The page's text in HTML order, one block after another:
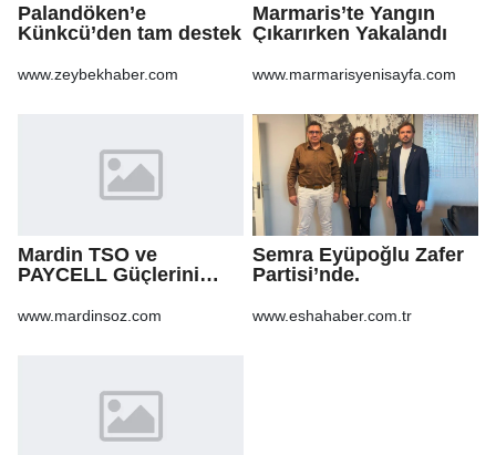
Palandöken’e
Künkcü’den tam destek
www.zeybekhaber.com
Marmaris’te Yangın
Çıkarırken Yakalandı
www.marmarisyenisayfa.com
Mardin TSO ve
PAYCELL Güçlerini
www.mardinsoz.com
Semra Eyüpoğlu Zafer
Partisi’nde.
www.eshahaber.com.tr